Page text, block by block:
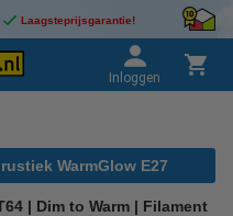
Laagsteprijsgarantie!
Inloggen
WarmGlow E27
| Dim to Warm | Filament